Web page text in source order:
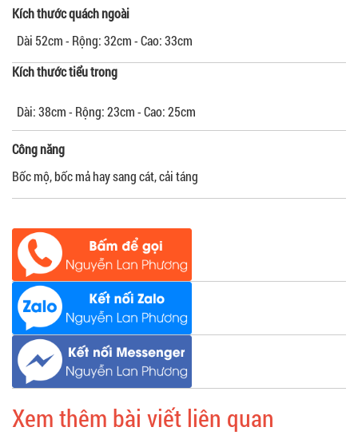
Kích thước quách ngoài
Dài 52cm - Rộng: 32cm - Cao: 33cm
Kích thước tiểu trong
Dài: 38cm - Rộng: 23cm - Cao: 25cm
Công năng
Bốc mộ, bốc mả hay sang cát, cải táng
Xem thêm bài viết liên quan